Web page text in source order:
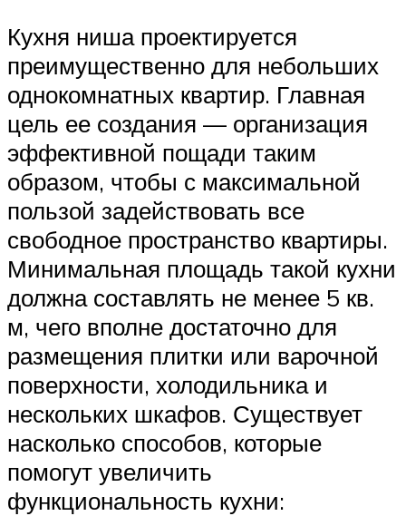
Кухня ниша проектируется
преимущественно для небольших
однокомнатных квартир. Главная
цель ее создания — организация
эффективной пощади таким
образом, чтобы с максимальной
пользой задействовать все
свободное пространство квартиры.
Минимальная площадь такой кухни
должна составлять не менее 5 кв.
м, чего вполне достаточно для
размещения плитки или варочной
поверхности, холодильника и
нескольких шкафов. Существует
насколько способов, которые
помогут увеличить
функциональность кухни: